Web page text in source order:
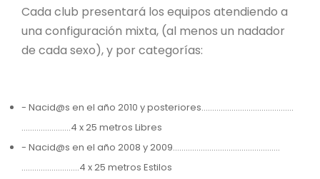
Cada club presentará los equipos atendiendo a
una configuración mixta, (al menos un nadador
de cada sexo), y por categorías:
- Nacid@s en el año 2010 y posteriores…………………………………….
…..………….…..4 x 25 metros Libres
- Nacid@s en el año 2008 y 2009…………………………………….…….
……………………...4 x 25 metros Estilos